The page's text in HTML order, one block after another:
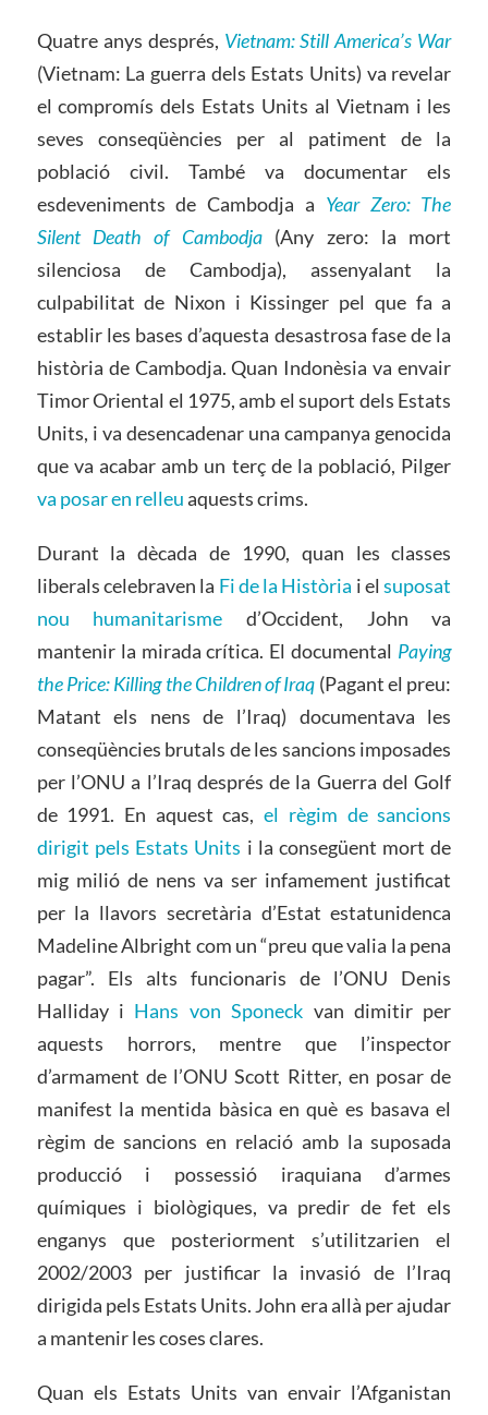
Quatre anys després, Vietnam: Still America’s War
(Vietnam: La guerra dels Estats Units) va revelar
el compromís dels Estats Units al Vietnam i les
seves conseqüències per al patiment de la
població civil. També va documentar els
esdeveniments de Cambodja a Year Zero: The
Silent Death of Cambodja(Any zero: la mort
silenciosa de Cambodja), assenyalant la
culpabilitat de Nixon i Kissinger pel que fa a
establir les bases d’aquesta desastrosa fase de la
història de Cambodja. Quan Indonèsia va envair
Timor Oriental el 1975, amb el suport dels Estats
Units, i va desencadenar una campanya genocida
que va acabar amb un terç de la població, Pilger
va posar en relleuaquests crims.
Durant la dècada de 1990, quan les classes
liberals celebraven la Fi de la Història i elsuposat
nou humanitarisme d’Occident, John va
mantenir la mirada crítica. El documental Paying
the Price: Killing the Children of Iraq (Pagant el preu:
Matant els nens de l’Iraq) documentava les
conseqüències brutals de les sancions imposades
per l’ONU a l’Iraq després de la Guerra del Golf
de 1991. En aquest cas,el règim de sancions
dirigit pels Estats Units i la consegüent mort de
mig milió de nens va ser infamement justificat
per la llavors secretària d’Estat estatunidenca
Madeline Albright com un “preu que valia la pena
pagar”. Els alts funcionaris de l’ONU Denis
Halliday i Hans von Sponeck van dimitir per
aquests horrors, mentre que l’inspector
d’armament de l’ONU Scott Ritter, en posar de
manifest la mentida bàsica en què es basava el
règim de sancions en relació amb la suposada
producció i possessió iraquiana d’armes
químiques i biològiques, va predir de fet els
enganys que posteriorment s’utilitzarien el
2002/2003 per justificar la invasió de l’Iraq
dirigida pels Estats Units. John era allà per ajudar
a mantenir les coses clares.
Quan els Estats Units van envair l’Afganistan